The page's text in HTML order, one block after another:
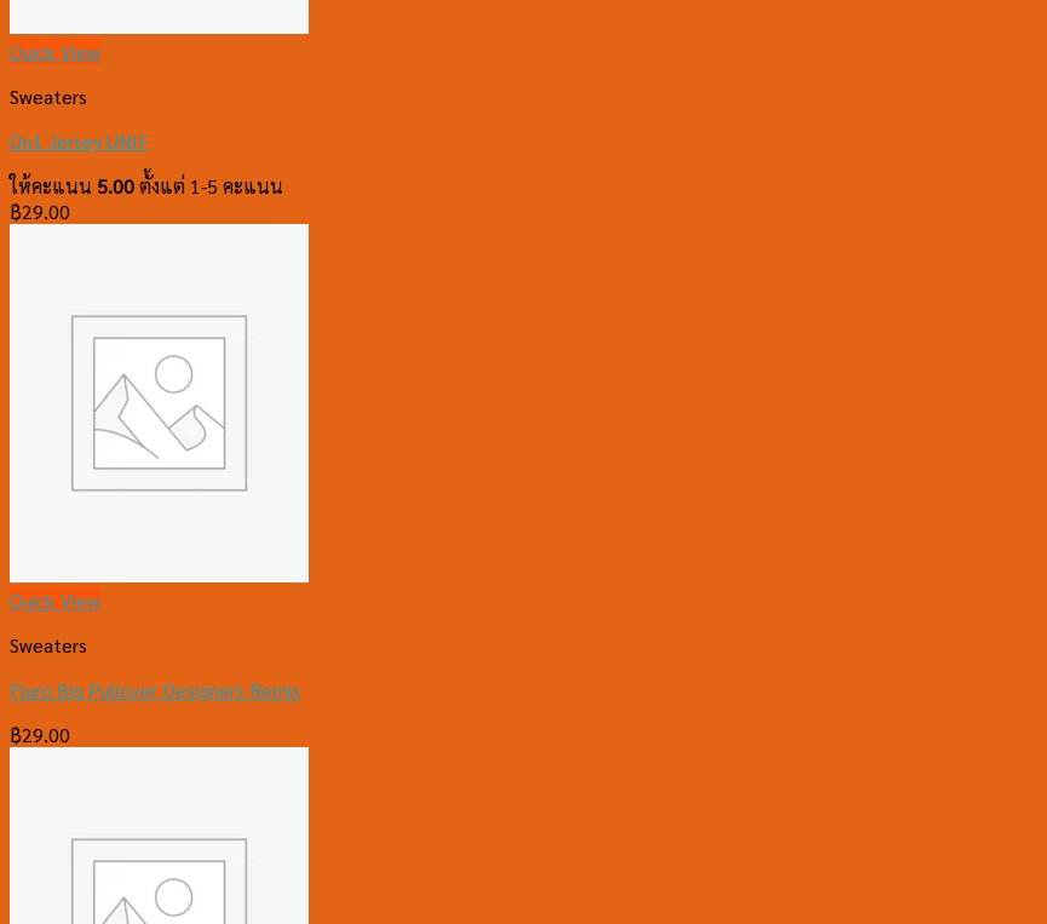
Quick View
Sweaters
On1 Jersey UNIF
ให้คะแนน 5.00ตั้งแต่ 1-5 คะแนน
฿29.00
Quick View
Sweaters
Fluro Big Pullover Designers Remix
฿29.00